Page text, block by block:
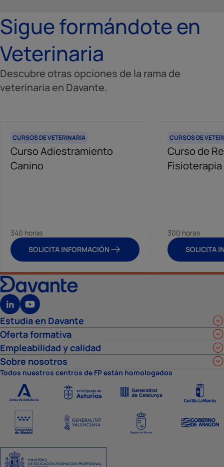
Sigue formándote en
Veterinaria
Descubre otras opciones de la rama de
veterinaria en Davante.
CURSOS DE VETERINARIA
Curso Adiestramiento
Canino
340 horas
SOLICITA INFORMACIÓN
CURSOS DE
Curso de
Fisioterapia
300 horas
SOLICITA
Estudia en Davante
Oferta formativa
Empleabilidad y calidad
Sobre nosotros
Todos nuestros centros de FP están homologados